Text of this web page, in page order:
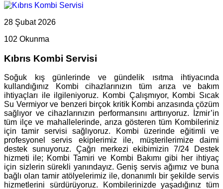
28 Şubat 2026
102 Okunma
Kıbrıs Kombi Servisi
Soğuk kış günlerinde ve gündelik ısıtma ihtiyacında
kullandığınız Kombi cihazlarınızın tüm arıza ve bakım
ihtiyaçları ile ilgileniyoruz. Kombi Çalışmıyor, Kombi Sıcak
Su Vermiyor ve benzeri birçok kritik Kombi arızasında çözüm
sağlıyor ve cihazlarınızın performansını arttırıyoruz. İzmir’in
tüm ilçe ve mahallelerinde, arıza gösteren tüm Kombileriniz
için tamir servisi sağlıyoruz. Kombi üzerinde eğitimli ve
profesyonel servis ekiplerimiz ile, müşterilerimize daimi
destek sunuyoruz. Çağrı merkezi ekibimizin 7/24 Destek
hizmeti ile; Kombi Tamiri ve Kombi Bakımı gibi her ihtiyaç
için sizlerin sürekli yanındayız. Geniş servis ağımız ve buna
bağlı olan tamir atölyelerimiz ile, donanımlı bir şekilde servis
hizmetlerini sürdürüyoruz. Kombilerinizde yaşadığınız tüm